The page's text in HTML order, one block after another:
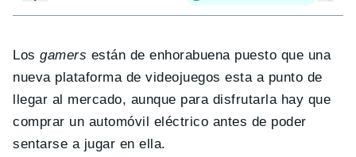
Losgamers están de enhorabuena puesto que una
nueva plataforma de videojuegos esta a punto de
llegar al mercado, aunque para disfrutarla hay que
comprar un automóvil eléctrico antes de poder
sentarse a jugar en ella.